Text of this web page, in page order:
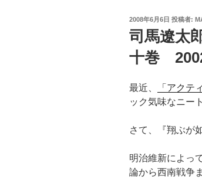
投
稿
日:
2008年6月6日 投稿者:
司馬遼
十巻
最近、 「アクテ
ック気味なニー
さて、『翔ぶが
明治維新によっ
論から西南戦争